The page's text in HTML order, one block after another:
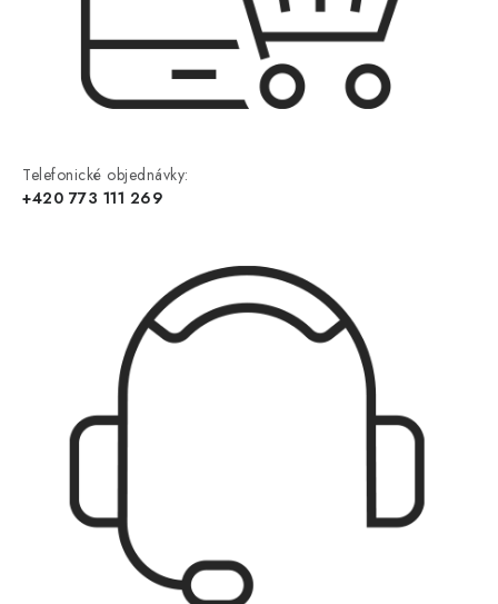
Telefonické objednávky:
+420 773 111 269